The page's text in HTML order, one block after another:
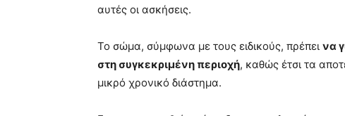
αυτές οι ασκήσεις.
Το σώμα, σύμφωνα με τους ειδικούς, πρέπει να
στη συγκεκριμένη περιοχή, καθώς έτσι τα
μικρό χρονικό διάστημα.